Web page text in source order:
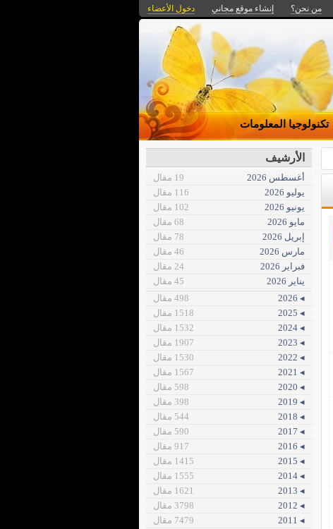
من نحن؟ إنشاء موقع مجاني دخول الأعضاء
تكنولوجيا المعلومات
الأرشيف
أغسطس 2026
19 مقال
يوليو 2026
116 مقال
يونيو 2026
102 مقال
مايو 2026
68 مقال
إبريل 2026
78 مقال
مارس 2026
46 مقال
فبراير 2026
24 مقال
يناير 2026
45 مقال
◂ 2026
498 مقال
◂ 2025
1518 مقال
◂ 2024
1532 مقال
◂ 2023
1907 مقال
◂ 2022
1530 مقال
◂ 2021
1567 مقال
◂ 2020
598 مقال
◂ 2019
398 مقال
◂ 2018
544 مقال
◂ 2017
590 مقال
◂ 2016
917 مقال
◂ 2015
1415 مقال
◂ 2014
1555 مقال
◂ 2013
1621 مقال
◂ 2012
3798 مقال
◂ 2011
7479 مقال